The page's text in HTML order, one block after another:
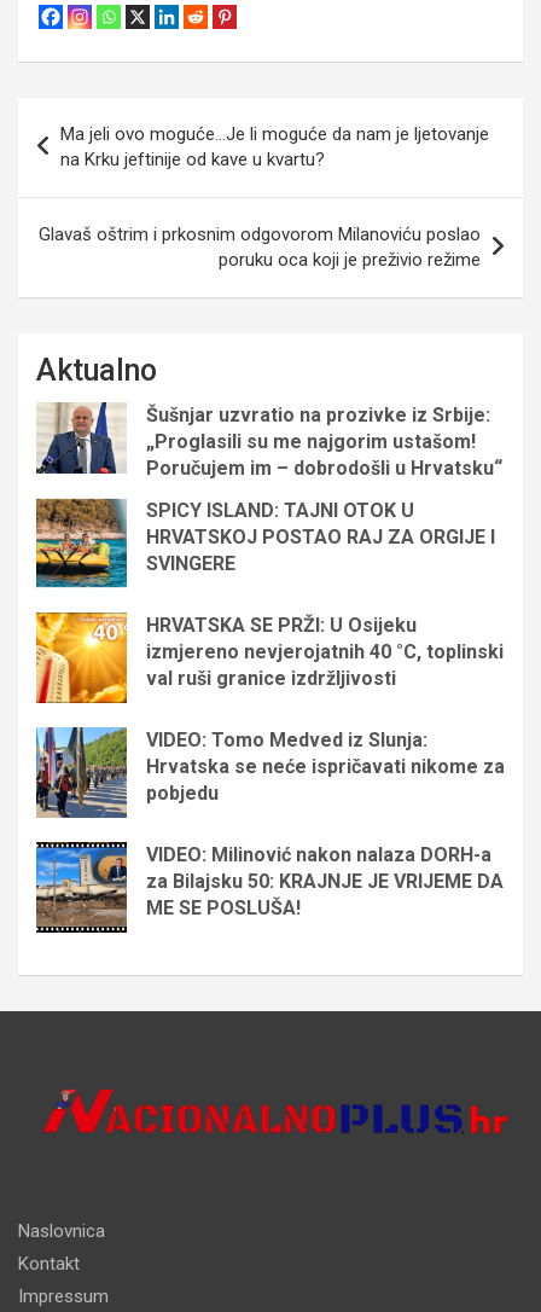
objava
Ma jeli ovo moguće…Je li moguće da nam je ljetovanje
na Krku jeftinije od kave u kvartu?
Glavaš oštrim i prkosnim odgovorom Milanoviću poslao
poruku oca koji je preživio režime
Aktualno
Šušnjar uzvratio na prozivke iz Srbije:
„Proglasili su me najgorim ustašom!
Poručujem im – dobrodošli u Hrvatsku“
SPICY ISLAND: TAJNI OTOK U
HRVATSKOJ POSTAO RAJ ZA ORGIJE I
SVINGERE
HRVATSKA SE PRŽI: U Osijeku
izmjereno nevjerojatnih 40 °C, toplinski
val ruši granice izdržljivosti
VIDEO: Tomo Medved iz Slunja:
Hrvatska se neće ispričavati nikome za
pobjedu
VIDEO: Milinović nakon nalaza DORH-a
za Bilajsku 50: KRAJNJE JE VRIJEME DA
ME SE POSLUŠA!
Naslovnica
Kontakt
Impressum